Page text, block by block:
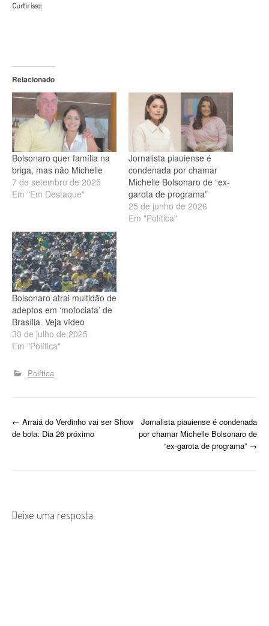
Curtir isso:
Relacionado
Bolsonaro quer família na
briga, mas não Michelle
7 de setembro de 2025
Em "Em Destaque"
Jornalista piauiense é
condenada por chamar
Michelle Bolsonaro de “ex-
garota de programa”
25 de junho de 2026
Em "Política"
Bolsonaro atrai multidão de
adeptos em ‘motociata’ de
Brasília. Veja vídeo
30 de julho de 2025
Em "Política"
Política
P
n
← Arraiá do Verdinho vai ser Show
de bola: Dia 26 próximo
Jornalista piauiense é condenada
por chamar Michelle Bolsonaro de
“ex-garota de programa” →
Deixe uma resposta